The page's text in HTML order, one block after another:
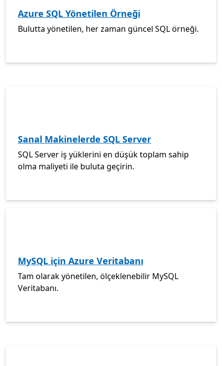
Azure SQL Yönetilen Örneği
Bulutta yönetilen, her zaman güncel SQL örneği.
Sanal Makinelerde SQL Server
SQL Server iş yüklerini en düşük toplam sahip
olma maliyeti ile buluta geçirin.
MySQL için Azure Veritabanı
Tam olarak yönetilen, ölçeklenebilir MySQL
Veritabanı.